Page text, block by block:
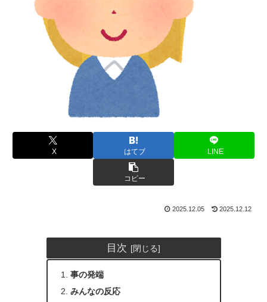
X はてブ LINE
コピー
2025.12.05 2025.12.12
目次
事の発端
みんなの反応